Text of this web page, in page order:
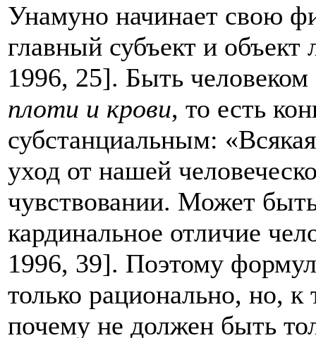
Унамуно начинает свою
главный субъект и
1996, 25]. Быть
плоти и крови, то есть
субстанциальным:
уход от нашей
чувствовании. Может
кардинальное отличие
1996, 39]. Поэтому
только рационально, но,
почему не должен быть